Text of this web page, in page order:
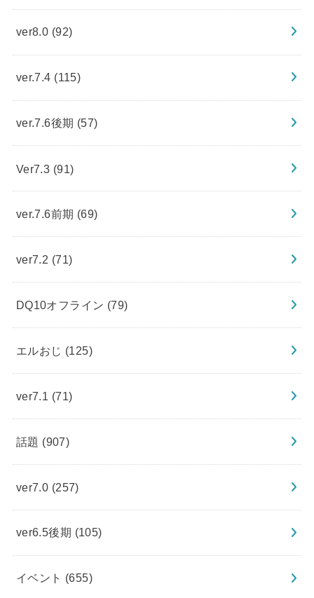
ver8.0 (92)
ver.7.4 (115)
ver.7.6後期 (57)
Ver7.3 (91)
ver.7.6前期 (69)
ver7.2 (71)
DQ10オフライン (79)
エルおじ (125)
ver7.1 (71)
話題 (907)
ver7.0 (257)
ver6.5後期 (105)
イベント (655)